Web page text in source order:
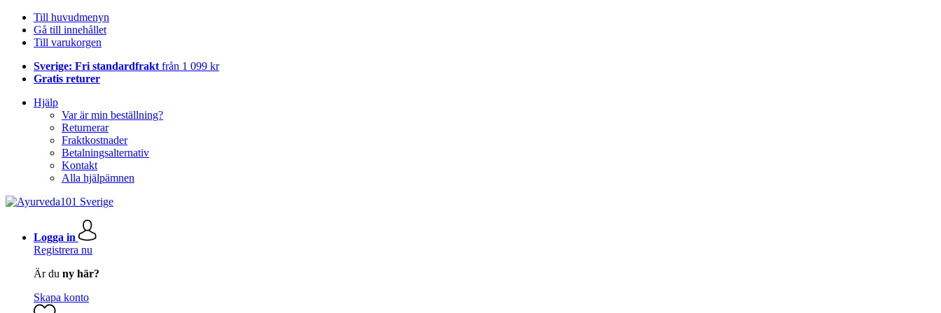
Till huvudmenyn
Gå till innehållet
Till varukorgen
Sverige: Fri standardfrakt från 1 099 kr
Gratis returer
Hjälp
Var är min beställning?
Returnerar
Fraktkostnader
Betalningsalternativ
Kontakt
Alla hjälpämnen
Logga in
Registrera nu
Är du ny här?
Skapa konto